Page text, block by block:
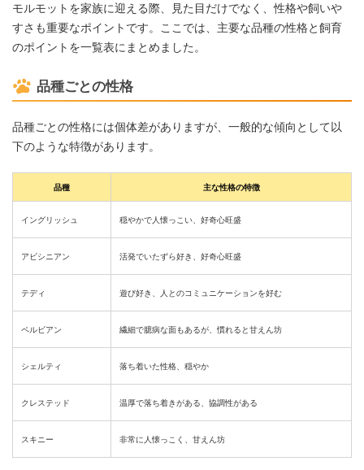
モルモットを家族に迎える際、見た目だけでなく、性格や飼いや
すさも重要なポイントです。ここでは、主要な品種の性格と飼育
のポイントを一覧表にまとめました。
品種ごとの性格
品種ごとの性格には個体差がありますが、一般的な傾向として以
下のような特徴があります。
品種 主な性格の特徴
イングリッシュ 穏やかで人懐っこい、好奇心旺盛
アビシニアン 活発でいたずら好き、好奇心旺盛
テディ 遊び好き、人とのコミュニケーションを好む
ペルビアン 繊細で臆病な面もあるが、慣れると甘えん坊
シェルティ 落ち着いた性格、穏やか
クレステッド 温厚で落ち着きがある、協調性がある
スキニー 非常に人懐っこく、甘えん坊